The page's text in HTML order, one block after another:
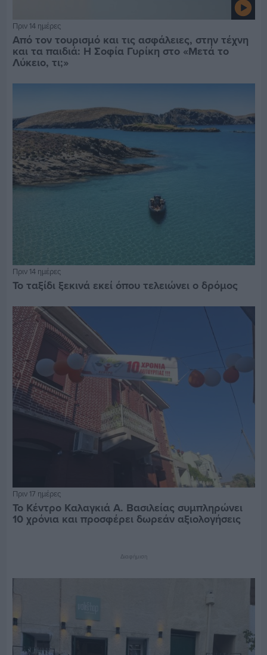
Πριν 14 ημέρες
Από τον τουρισμό και τις ασφάλειες, στην τέχνη
και τα παιδιά: Η Σοφία Γυρίκη στο «Μετά το
Λύκειο, τι;»
Πριν 14 ημέρες
Το ταξίδι ξεκινά εκεί όπου τελειώνει ο δρόμος
Πριν 17 ημέρες
Το Κέντρο Καλαγκιά Α. Βασιλείας συμπληρώνει
10 χρόνια και προσφέρει δωρεάν αξιολογήσεις
Διαφήμιση